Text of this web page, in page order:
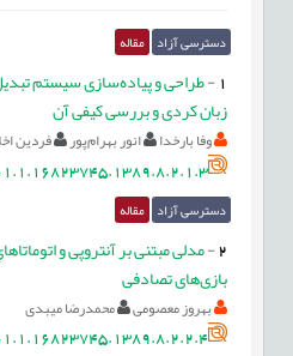
دسترسی آزاد مقاله
-طراحی و پیاده‌سازی سیستم
زبان کردی و بررسی کیفی آن
وفا بارخدا انور بهرام‌پور فردین
دسترسی آزاد مقاله
2
-مدلی مبتنی بر آنتروپی و
بازی‌های تصادفی
بهروز معصومی محمدرضا میبدی